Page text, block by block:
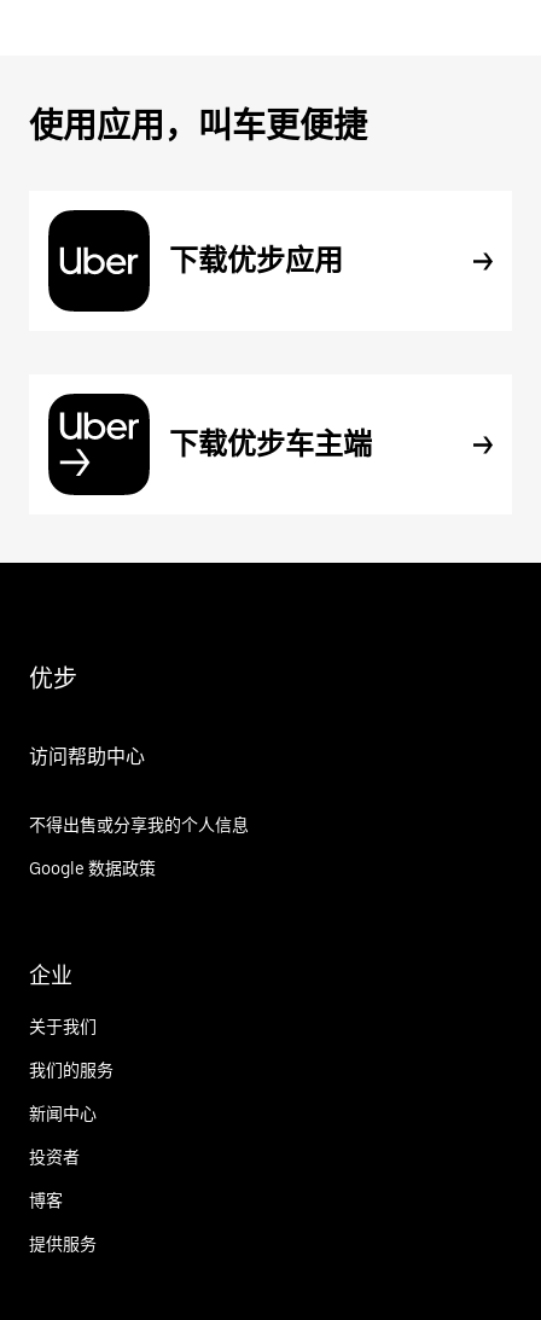
使用应用，叫车更便捷
下载优步应用
下载优步车主端
优步
访问帮助中心
不得出售或分享我的个人信息
Google 数据政策
企业
关于我们
我们的服务
新闻中心
投资者
博客
提供服务